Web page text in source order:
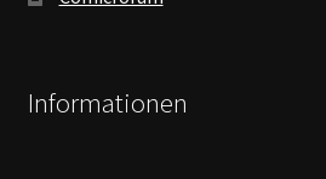
Informationen